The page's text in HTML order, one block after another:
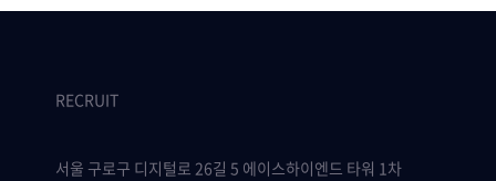
RECRUIT
서울 구로구 디지털로 26길 5 에이스하이엔드 타워 1차